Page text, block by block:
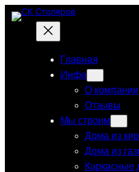
Перейти
содержимому
Главная
Инфо
О компании
Отзывы
Мы строим
Дома из
Дома из
Каркасные